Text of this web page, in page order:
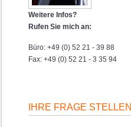
Weitere Infos?
Rufen Sie mich an:
Büro: +49 (0) 52 21 - 39 88
Fax: +49 (0) 52 21 - 3 35 94
IHRE FRAGE STELLEN